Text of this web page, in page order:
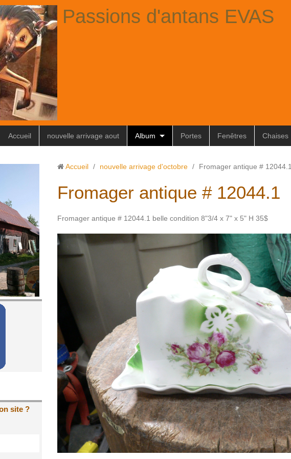
Passions d'antans EVAS
Accueil nouvelle arrivage aout Album Portes Fenêtres Chaises
site ?
Accueil / nouvelle arrivage d'octobre / Fromager antique # 12044.1
Fromager antique # 12044.1
Fromager antique # 12044.1 belle condition 8"3/4 x 7" x 5" H 35$